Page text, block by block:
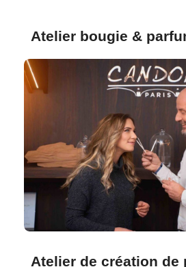
Atelier bougie &
Atelier de création de